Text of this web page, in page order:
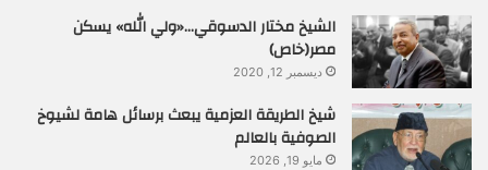
الشيخ مختار الدسوقي…«ولي الله» يسكن
مصر(خاص)
ديسمبر 12, 2020
شيخ الطريقة العزمية يبعث برسائل هامة لشيوخ
الصوفية بالعالم
مايو 19, 2026